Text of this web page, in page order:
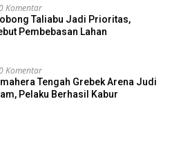
Komentar
Taliabu Jadi Prioritas,
Pembebasan Lahan
Komentar
Tengah Grebek Arena Judi
Pelaku Berhasil Kabur